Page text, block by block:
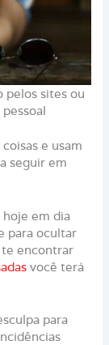
sites ou
e usam
seguir em
hoje em dia
para ocultar
te encontrar
você terá
para